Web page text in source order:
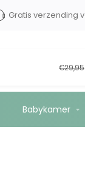
Experts in baby en
Babykamer
€29,95